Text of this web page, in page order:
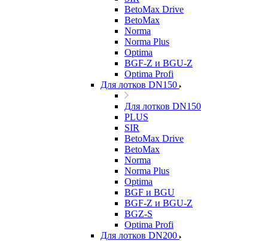
BetoMax Drive
BetoMax
Norma
Norma Plus
Optima
BGF-Z и BGU-Z
Optima Profi
Для лотков DN150
Для лотков DN150
PLUS
SIR
BetoMax Drive
BetoMax
Norma
Norma Plus
Optima
BGF и BGU
BGF-Z и BGU-Z
BGZ-S
Optima Profi
Для лотков DN200